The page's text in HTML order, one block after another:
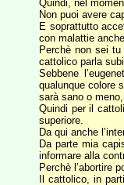
Quindi, nel
Non puoi avere
E soprattutto
con malattie
Perchè non sei
cattolico parla
Sebbene
qualunque colore
sarà sano o
Quindi per il
superiore.
Da qui anche
Da parte mia
informare alla
Perchè l’abortire
Il cattolico, in